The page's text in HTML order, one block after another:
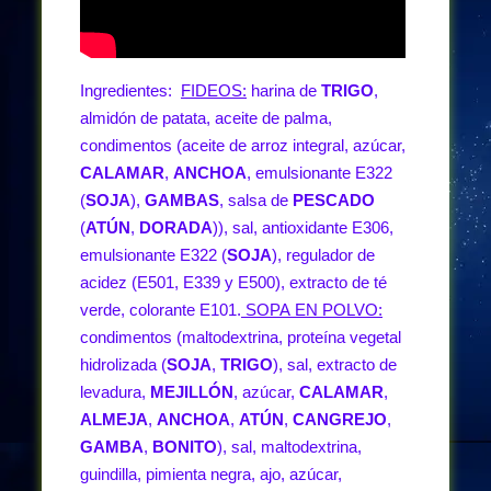
Ingredientes: FIDEOS: harina de TRIGO,
almidón de patata, aceite de palma,
condimentos (aceite de arroz integral, azúcar,
CALAMAR, ANCHOA, emulsionante E322
(SOJA), GAMBAS, salsa de PESCADO
(ATÚN, DORADA)), sal, antioxidante E306,
emulsionante E322 (SOJA), regulador de
acidez (E501, E339 y E500), extracto de té
verde, colorante E101. SOPA EN POLVO:
condimentos (maltodextrina, proteína vegetal
hidrolizada (SOJA, TRIGO), sal, extracto de
levadura, MEJILLÓN, azúcar, CALAMAR,
ALMEJA, ANCHOA, ATÚN, CANGREJO,
GAMBA, BONITO), sal, maltodextrina,
guindilla, pimienta negra, ajo, azúcar,